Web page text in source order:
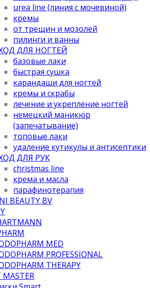
urea line (линия с мочевиной)
кремы
от трещин и мозолей
пилинги и ванны
ДЛЯ НОГТЕЙ
базовые лаки
быстрая сушка
карандаши для ногтей
кремы и скрабы
лечение и укрепление ногтей
немецкий маникюр
(запечатывание)
топовые лаки
удаление кутикулы и антисептики
ДЛЯ РУК
christmas line
крема и масла
парафинотерапия
BEAUTY BV
MED
PROFESSIONAL
THERAPY
MASTER